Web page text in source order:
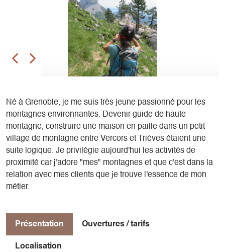
Né à Grenoble, je me suis très jeune passionné pour les
montagnes environnantes. Devenir guide de haute
montagne, construire une maison en paille dans un petit
village de montagne entre Vercors et Trièves étaient une
suite logique. Je privilégie aujourd'hui les activités de
proximité car j'adore "mes" montagnes et que c'est dans la
relation avec mes clients que je trouve l'essence de mon
métier.
Présentation Ouvertures / tarifs
Localisation